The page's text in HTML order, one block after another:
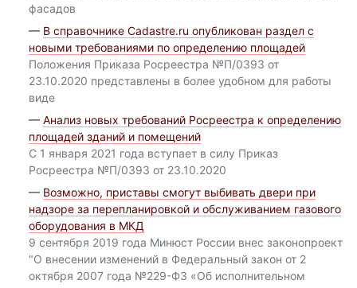
фасадов
— В справочнике Cadastre.ru опубликован раздел с
новыми требованиями по определению площадей
Положения Приказа Росреестра №П/0393 от
23.10.2020 представлены в более удобном для работы
виде
— Анализ новых требований Росреестра к определению
площадей зданий и помещений
С 1 января 2021 года вступает в силу Приказ
Росреестра №П/0393 от 23.10.2020
— Возможно, приставы смогут выбивать двери при
надзоре за перепланировкой и обслуживанием газового
оборудования в МКД
9 сентября 2019 года Минюст России внес законопроект
"О внесении изменений в Федеральный закон от 2
октября 2007 года №229-ФЗ «Об исполнительном